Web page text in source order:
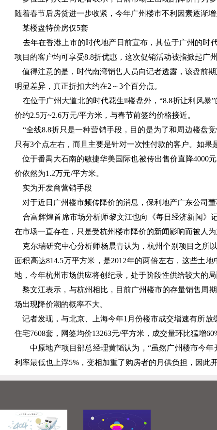
随着春节后房贷进一步收紧，今年广州楼市不利因素逐渐
某楼盘特价房仅5套
去年在香港上市的时代地产日前宣布，其位于广州的时
项目的客户均可享受8.8折优惠，这次促销活动被指掀起广
值得注意的是，时代南湾销售人员向记者透露，该盘前
明显差异，真正折扣大约在2～3个百分点。
在位于广州大道北的时代花生ii楼盘外，“8.8折让利风暴
价约2.5万~2.6万元/平方米，与春节前签约价格接近。
“全线8.8折只是一种营销手段，目的是为了和周边楼盘
只有3个点左右，而且主要是针对一次性付款的客户。如
位于番禺大石南的敏捷华美国际也被传出售价直降4000
价依然为1.2万元/平方米。
实为开发商营销手段
对于近日广州楼市频传降价的消息，保利地产广东公司
合富辉煌首席市场分析师黎文江也向《每日经济新闻》
在市场一直存在，只是受杭州楼市降价的新闻影响而被人
克尔瑞研究中心分析师杨晨青认为，杭州个别项目之所
面积高达814.5万平方米，是2012年的两倍左右，这些土
地，今年杭州市场供应将创纪录，处于阶段性供给较大的
黎文江表示，与杭州相比，目前广州楼市的存量销售周
场出现降价潮的概率不大。
记者发现，与北京、上海今年1月份楼市成交增速有所放
住宅7608套，网签均价13263元/平方米，成交量环比猛增
中原地产项目部总经理黄韬认为，“虽然广州楼市今
利率最低也上浮5%，变相加重了购房者的月供负担，因此